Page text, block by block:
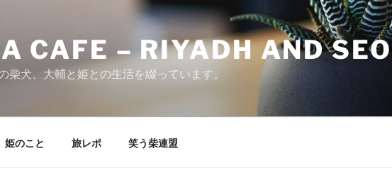
CAFE – RIYADH AND
柴犬、大輔と姫との生活を綴っています。
姫のこと 旅レポ 笑う柴連盟